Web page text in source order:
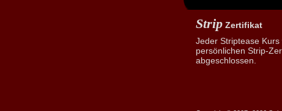
Strip Zertifikat
Jeder Striptease
persönlichen Strip-
abgeschlossen.